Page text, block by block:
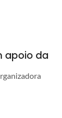
apoio da